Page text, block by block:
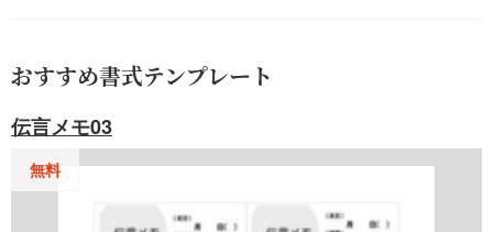
おすすめ書式テンプレート
伝言メモ03
無料